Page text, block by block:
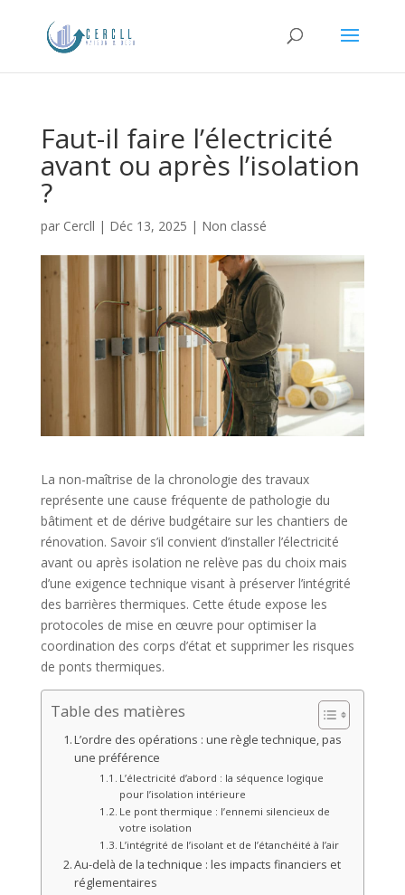
Faut-il faire l’électricité
avant ou après l’isolation
?
par Cercll | Déc 13, 2025 | Non classé
La non-maîtrise de la chronologie des travaux
représente une cause fréquente de pathologie du
bâtiment et de dérive budgétaire sur les chantiers de
rénovation. Savoir s’il convient d’installer l’électricité
avant ou après isolation ne relève pas du choix mais
d’une exigence technique visant à préserver l’intégrité
des barrières thermiques. Cette étude expose les
protocoles de mise en œuvre pour optimiser la
coordination des corps d’état et supprimer les risques
de ponts thermiques.
Table des matières
L’ordre des opérations : une règle technique, pas
une préférence
L’électricité d’abord : la séquence logique
pour l’isolation intérieure
Le pont thermique : l’ennemi silencieux de
votre isolation
L’intégrité de l’isolant et de l’étanchéité à l’air
Au-delà de la technique : les impacts financiers et
réglementaires